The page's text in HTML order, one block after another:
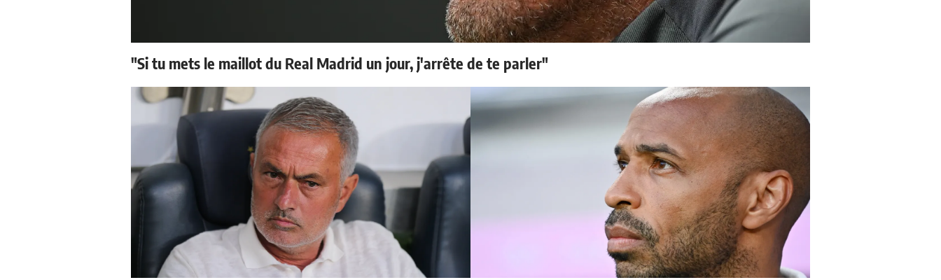
"Si tu mets le maillot du Real Madrid un jour, j'arrête de te parler"